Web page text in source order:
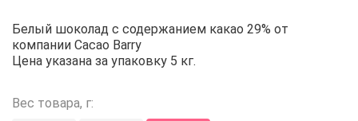
Шоколад белый Blanc Satin 29%
Белый шоколад с содержанием какао 29% от
компании Cacao Barry
Цена указана за упаковку 5 кг.
Вес товара, г: